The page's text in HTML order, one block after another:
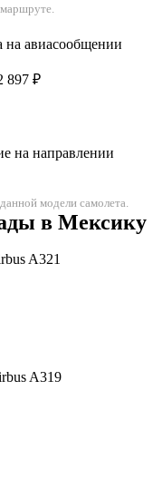
на авиасообщении
897 ₽
на направлении
модели самолета.
в Мексику
A321
A319